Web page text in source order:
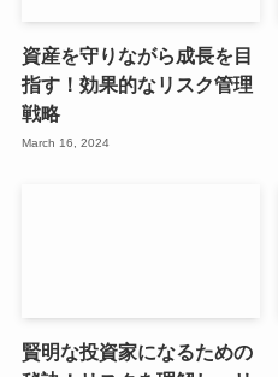
資産を守りながら成長を目
指す！効果的なリスク管理
戦略
March 16, 2024
賢明な投資家になるための